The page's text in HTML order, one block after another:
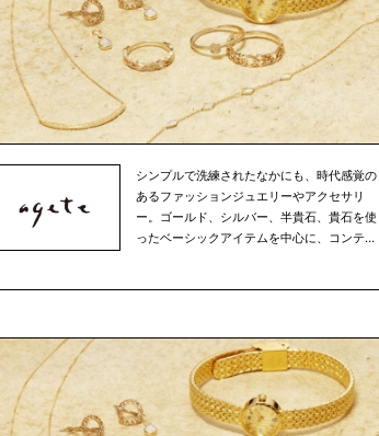
シンプルで洗練されたなかにも、時代感覚の
あるファッションジュエリーやアクセサリ
ー。ゴールド、シルバー、半貴石、貴石を使
ったベーシックアイテムを中心に、コンテン
彩に展開。アガットは、その時々の女性の生
き方やファッションといった時代の流れを映
しながら、常に新しいファッションジュエリ
ーやアクセサリーを提案しています。